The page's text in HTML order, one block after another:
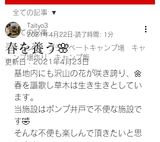
全ての記事
キャンプ プライベートキャンプ場 キャ
ンプ場作り キャンプ飯
全ての記事
春を養う🌸
Taityo3
2021年4月22日 読了時間: 1分
更新日：2021年4月23日
基地内にも沢山の花が咲き誇り、🌼
春を謳歌し草木は生き生きとしてい
ます。
当施設はポンプ井戸で不便な施設で
す🤣
そんな不便も楽しんで頂きたいと思